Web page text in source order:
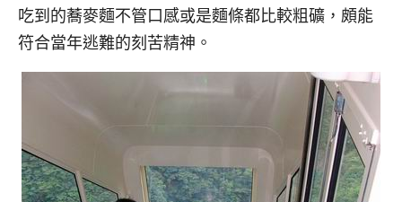
吃到的蕎麥麵不管口感或是麵條都比較粗礦，頗能
符合當年逃難的刻苦精神。